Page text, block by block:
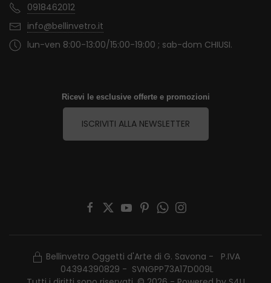
0918462012
info@bellinvetro.it
lun-ven 8:00-13:00/15:00-19:00 ; sab-dom CHIUSI.
Ricevi le esclusive offerte e promozioni
ISCRIVITI ALLA NEWSLETTER
Bellinvetro Oggetti d'Arte di G. Savona - P.IVA
04394390829 - SVNGPP73A17D009L